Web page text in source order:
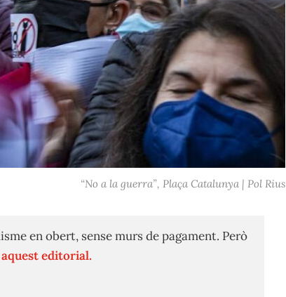
“No a la guerra”, Plaça Catalunya | Pol Rius
en obert, sense murs de pagament. Però
aquest editorial.